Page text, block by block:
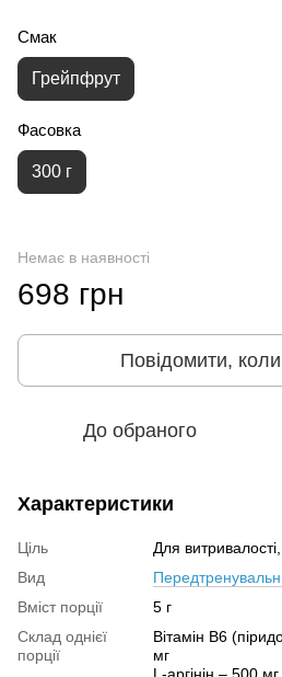
Смак
Грейпфрут
Фасовка
300 г
Немає в наявності
698 грн
Повідомити,
До обраного
Характеристики
Ціль
Для
Вид
Вміст порції
5 г
Склад однієї
порції
Вітамін В6
мг